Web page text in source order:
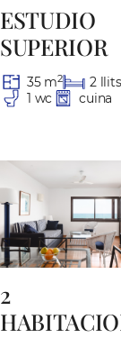
ESTUDIO
SUPERIOR
35 m2
2 llits
1 wc
cuina
2